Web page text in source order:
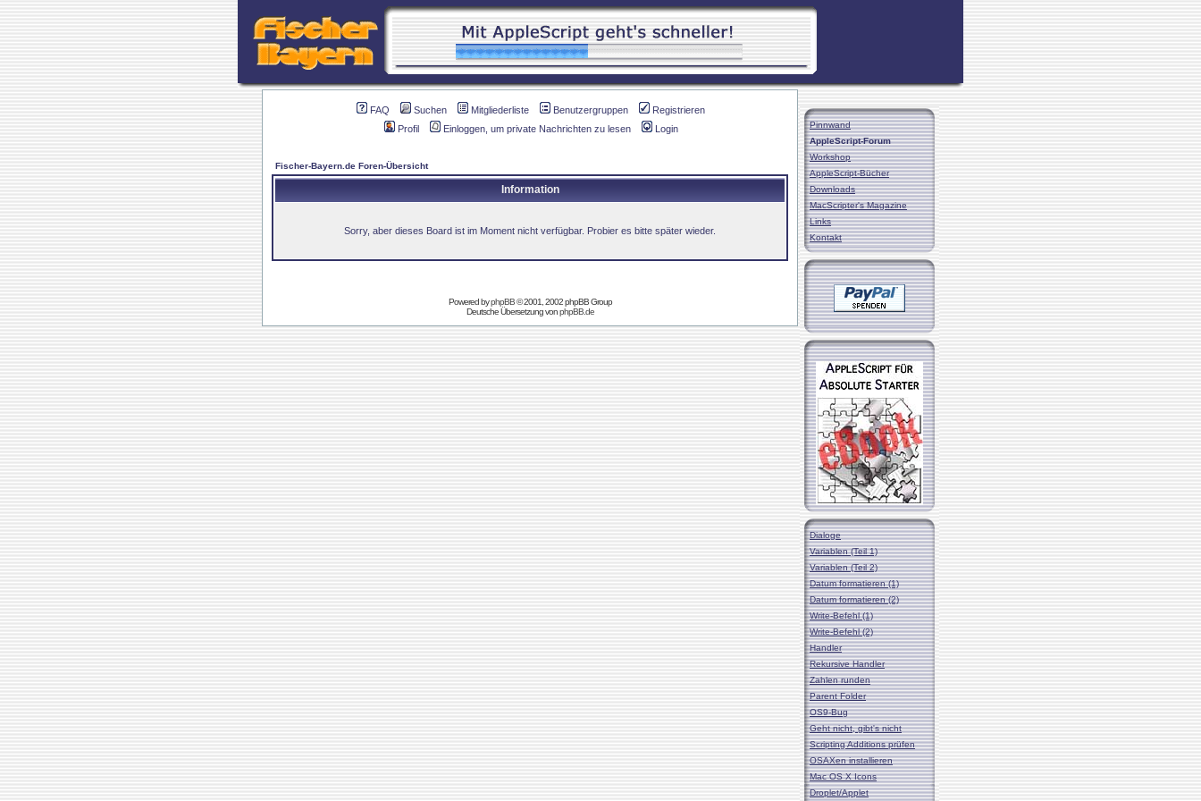
FAQ Suchen Mitgliederliste Benutzergruppen
Registrieren
Profil
Einloggen, um private Nachrichten zu lesen Login
Fischer-Bayern.de Foren-Übersicht
Information
Sorry, aber dieses Board ist im Moment nicht verfügbar. Probier es bitte später wieder.
Powered byphpBB© 2001, 2002 phpBB Group
Deutsche Übersetzung vonphpBB.de
Pinnwand
AppleScript-Forum
Workshop
AppleScript-Bücher
Downloads
MacScripter's Magazine
Links
Kontakt
Dialoge
Variablen (Teil 1)
Variablen (Teil 2)
Datum formatieren (1)
Datum formatieren (2)
Write-Befehl (1)
Write-Befehl (2)
Handler
Rekursive Handler
Zahlen runden
Parent Folder
OS9-Bug
Geht nicht, gibt's nicht
Scripting Additions prüfen
OSAXen installieren
Mac OS X Icons
Droplet/Applet